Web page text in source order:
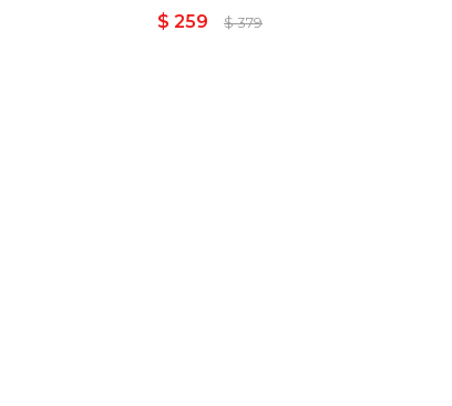
$ 259 $ 379